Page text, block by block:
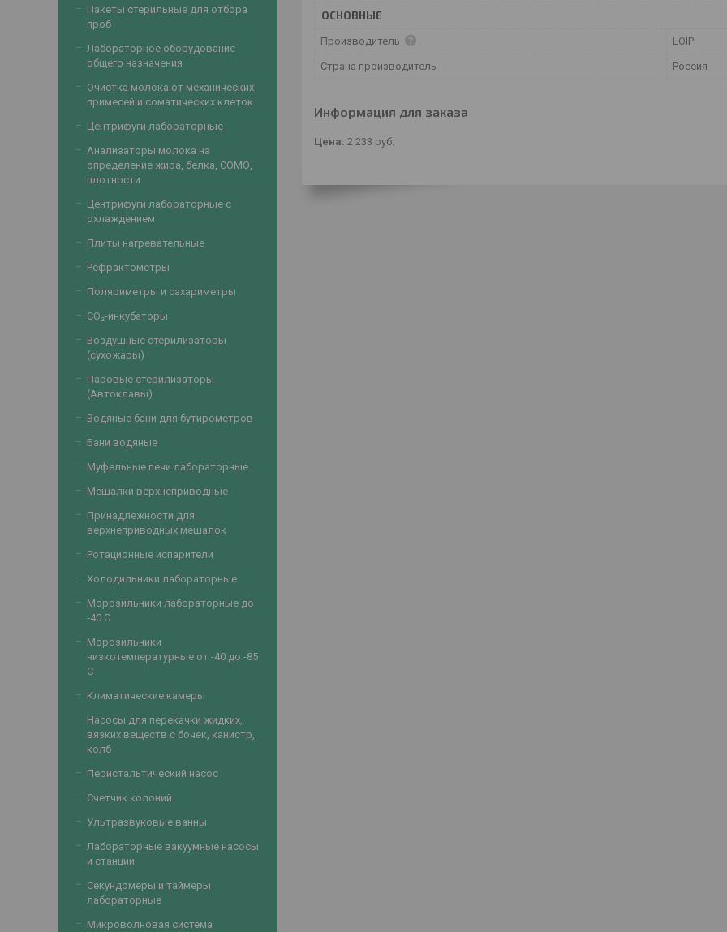
ОСНОВНЫЕ
Производитель LOIP
Страна производитель Россия
Информация для заказа
Цена: 2 233 руб.
Пакеты стерильные для отбора
проб
Лабораторное оборудование
общего назначения
Очистка молока от механических
примесей и соматических клеток
Центрифуги лабораторные
Анализаторы молока на
определение жира, белка, СОМО,
плотности
Центрифуги лабораторные с
охлаждением
Плиты нагревательные
Рефрактометры
Поляриметры и сахариметры
CO₂-инкубаторы
Воздушные стерилизаторы
(сухожары)
Паровые стерилизаторы
(Автоклавы)
Водяные бани для бутирометров
Бани водяные
Муфельные печи лабораторные
Мешалки верхнеприводные
Принадлежности для
верхнеприводных мешалок
Ротационные испарители
Холодильники лабораторные
Морозильники лабораторные до
-40 С
Морозильники
низкотемпературные от -40 до -85
С
Климатические камеры
Насосы для перекачки жидких,
вязких веществ с бочек, канистр,
колб
Перистальтический насос
Счетчик колоний
Ультразвуковые ванны
Лабораторные вакуумные насосы
и станции
Секундомеры и таймеры
лабораторные
Микроволновая система